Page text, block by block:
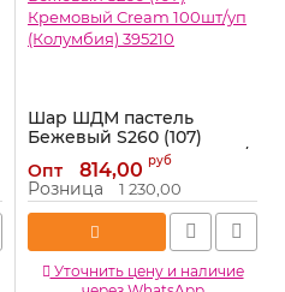
Шар ШДМ пастель
Бежевый S260 (107)
Кремовый Cream 100шт/
уп (Колумбия) 395210
Артикул: 395210
Опт 814,00 руб
Розница 1 230,00
Уточнить цену и наличие